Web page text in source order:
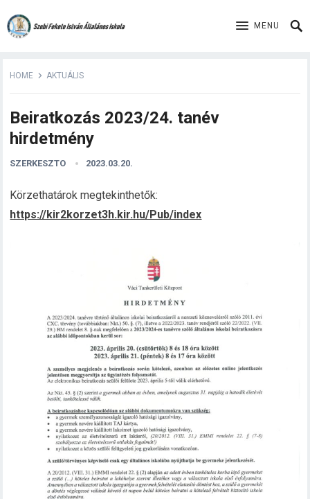
MENU
HOME AKTUÁLIS
Beiratkozás 2023/24. tanév
hirdetmény
SZERKESZTO 2023.03.20.
Körzethatárok megtekinthetők:
https://kir2korzet3h.kir.hu/Pub/index